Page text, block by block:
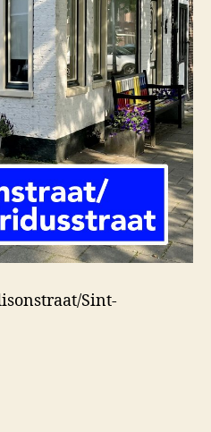
Sint-